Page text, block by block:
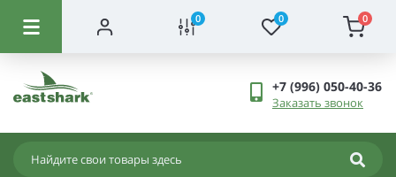
0 0 0
+7 (996) 050-40-36
Заказать звонок